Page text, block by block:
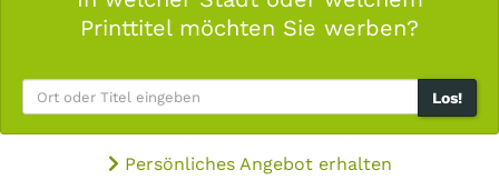
Printtitel möchten Sie werben?
Los!
Persönliches Angebot erhalten